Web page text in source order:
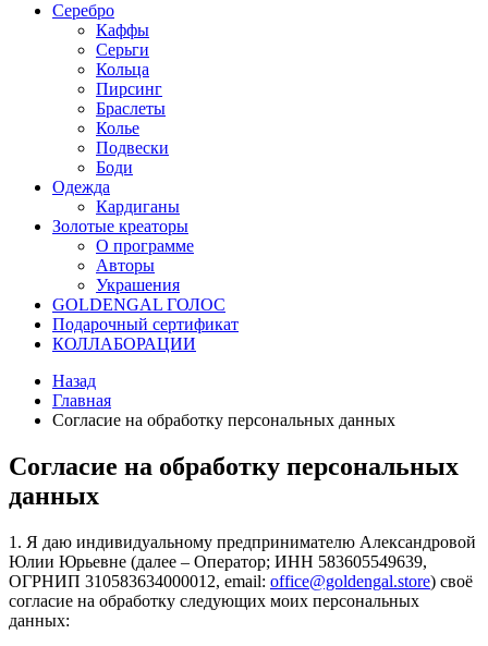
Серебро
Каффы
Серьги
Кольца
Пирсинг
Браслеты
Колье
Подвески
Боди
Одежда
Кардиганы
Золотые креаторы
О программе
Авторы
Украшения
GOLDENGAL ГОЛОС
Подарочный сертификат
КОЛЛАБОРАЦИИ
Назад
Главная
Согласие на обработку персональных данных
Согласие на обработку персональных
данных
1. Я даю индивидуальному предпринимателю Александровой
Юлии Юрьевне (далее – Оператор; ИНН 583605549639,
ОГРНИП 310583634000012, email: office@goldengal.store) своё
согласие на обработку следующих моих персональных
данных: